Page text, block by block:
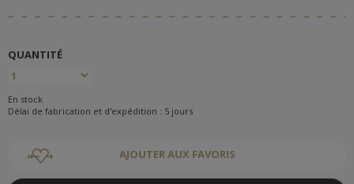
QUANTITÉ
En stock
Délai de fabrication et d'expédition : 5 jours
AJOUTER AUX FAVORIS